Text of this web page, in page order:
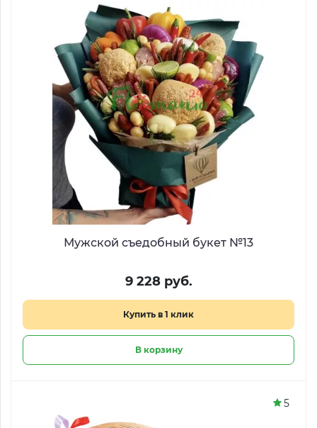
Мужской съедобный букет №13
9 228 руб.
Купить в 1 клик
В корзину
5